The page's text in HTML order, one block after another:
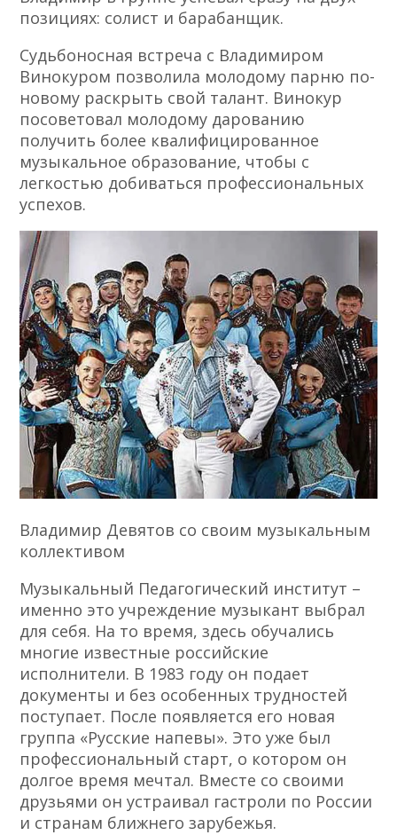
позициях: солист и барабанщик.
Судьбоносная встреча с Владимиром
Винокуром позволила молодому парню по-
новому раскрыть свой талант. Винокур
посоветовал молодому дарованию
получить более квалифицированное
музыкальное образование, чтобы с
легкостью добиваться профессиональных
успехов.
Владимир Девятов со своим музыкальным
коллективом
Музыкальный Педагогический институт –
именно это учреждение музыкант выбрал
для себя. На то время, здесь обучались
многие известные российские
исполнители. В 1983 году он подает
документы и без особенных трудностей
поступает. После появляется его новая
группа «Русские напевы». Это уже был
профессиональный старт, о котором он
долгое время мечтал. Вместе со своими
друзьями он устраивал гастроли по России
и странам ближнего зарубежья.